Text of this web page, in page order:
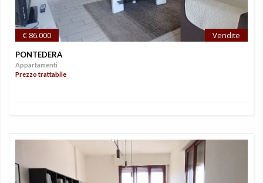
€ 86.000 Vendite
PONTEDERA
Appartamenti
Prezzo trattabile